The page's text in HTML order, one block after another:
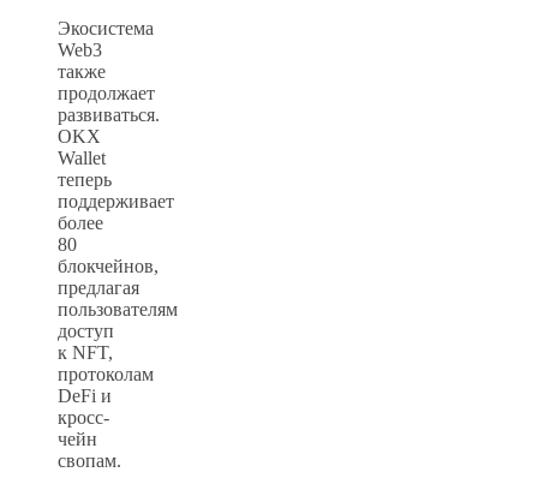
Экосистема
Web3
также
продолжает
развиваться.
OKX
Wallet
теперь
поддерживает
более
80
блокчейнов,
предлагая
пользователям
доступ
к NFT,
протоколам
DeFi и
кросс-
чейн
свопам.